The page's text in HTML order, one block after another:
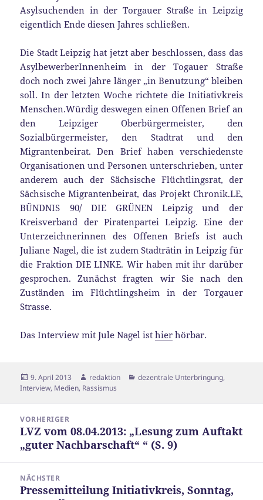
Asylsuchenden in der Torgauer Straße in Leipzig
eigentlich Ende diesen Jahres schließen.
Die Stadt Leipzig hat jetzt aber beschlossen, dass das
AsylbewerberInnenheim in der Togauer Straße
doch noch zwei Jahre länger „in Benutzung“ bleiben
soll. In der letzten Woche richtete die Initiativkreis
Menschen.Würdig deswegen einen Offenen Brief an
den Leipziger Oberbürgermeister, den
Sozialbürgermeister, den Stadtrat und den
Migrantenbeirat. Den Brief haben verschiedenste
Organisationen und Personen unterschrieben, unter
anderem auch der Sächsische Flüchtlingsrat, der
Sächsische Migrantenbeirat, das Projekt Chronik.LE,
BÜNDNIS 90/ DIE GRÜNEN Leipzig und der
Kreisverband der Piratenpartei Leipzig. Eine der
Unterzeichnerinnen des Offenen Briefs ist auch
Juliane Nagel, die ist zudem Stadträtin in Leipzig für
die Fraktion DIE LINKE. Wir haben mit ihr darüber
gesprochen. Zunächst fragten wir Sie nach den
Zuständen im Flüchtlingsheim in der Torgauer
Strasse.
Das Interview mit Jule Nagel isthier hörbar.
Veröffentlicht
am
9. April 2013 Autor
redaktion Kategorien
dezentrale Unterbringung,
Interview, Medien, Rassismus
VORHERIGER
Vorheriger
Beitrag:
LVZ vom 08.04.2013: „Lesung zum Auftakt
„guter Nachbarschaft“ “ (S. 9)
NÄCHSTER
Nächster
Pressemitteilung Initiativkreis, Sonntag,